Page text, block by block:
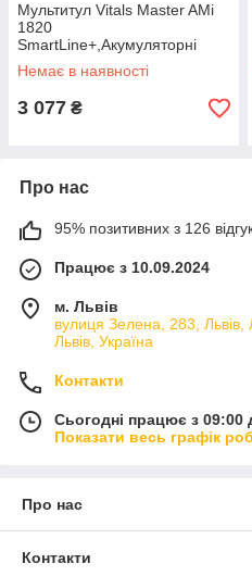
Мультитул Vitals Master AMi
1820
SmartLine+,Акумуляторні
реноватори
мультитул,Мультитул
Немає в наявності
3 077 ₴
Про нас
95% позитивних з 126
Працює з 10.09.2024
м. Львів
вулиця Зелена, 283, Львів,
Львів, Україна
Контакти
Сьогодні працює з 09:00
Показати весь графік
Про нас
Контакти